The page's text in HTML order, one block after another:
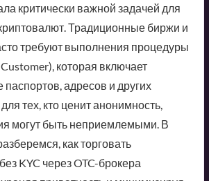
критически важной задачей для
Традиционные биржи и
требуют выполнения процедуры
которая включает
адресов и других
тех, кто ценит анонимность,
могут быть неприемлемыми. В
как торговать
KYC через OTC-брокера